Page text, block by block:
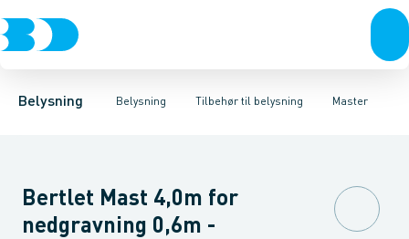
Belysning Belysning
Belysning Tilbehør til belysning
LyskilderBelysningsarmaturerLysstyringTilbehør tilMaster
SkinnesystemerBæreskinne for lysrørssystemer Mekanisk
Bertlet Mast 4,0m for
nedgravning 0,6m -